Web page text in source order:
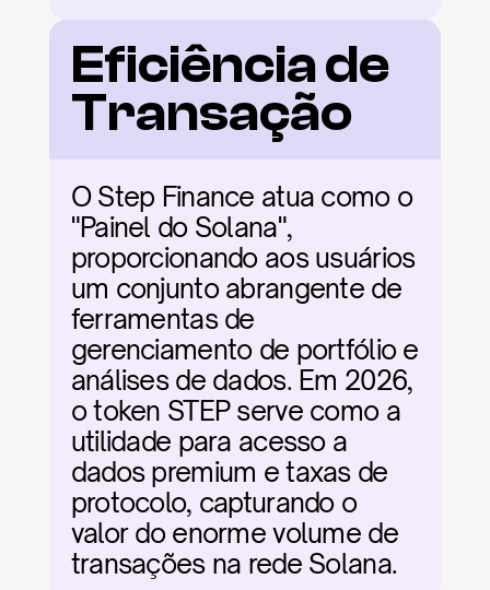
Eficiência de
Transação
O Step Finance atua como o
"Painel do Solana",
proporcionando aos usuários
um conjunto abrangente de
ferramentas de
gerenciamento de portfólio e
análises de dados. Em 2026,
o token STEP serve como a
utilidade para acesso a
dados premium e taxas de
protocolo, capturando o
valor do enorme volume de
transações na rede Solana.